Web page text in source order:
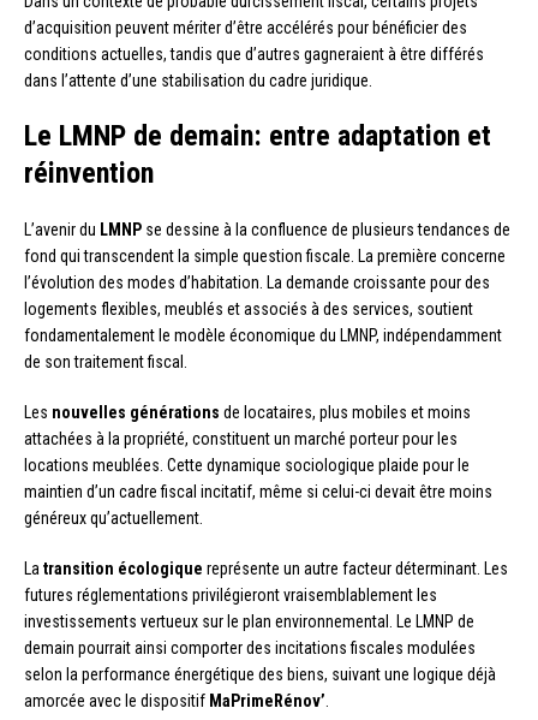
d’acquisition peuvent mériter d’être accélérés pour bénéficier des
conditions actuelles, tandis que d’autres gagneraient à être différés
dans l’attente d’une stabilisation du cadre juridique.
Le LMNP de demain: entre adaptation et
réinvention
L’avenir du LMNP se dessine à la confluence de plusieurs tendances de
fond qui transcendent la simple question fiscale. La première concerne
l’évolution des modes d’habitation. La demande croissante pour des
logements flexibles, meublés et associés à des services, soutient
fondamentalement le modèle économique du LMNP, indépendamment
de son traitement fiscal.
Les nouvelles générations de locataires, plus mobiles et moins
attachées à la propriété, constituent un marché porteur pour les
locations meublées. Cette dynamique sociologique plaide pour le
maintien d’un cadre fiscal incitatif, même si celui-ci devait être moins
généreux qu’actuellement.
La transition écologique représente un autre facteur déterminant. Les
futures réglementations privilégieront vraisemblablement les
investissements vertueux sur le plan environnemental. Le LMNP de
demain pourrait ainsi comporter des incitations fiscales modulées
selon la performance énergétique des biens, suivant une logique déjà
amorcée avec le dispositif MaPrimeRénov’